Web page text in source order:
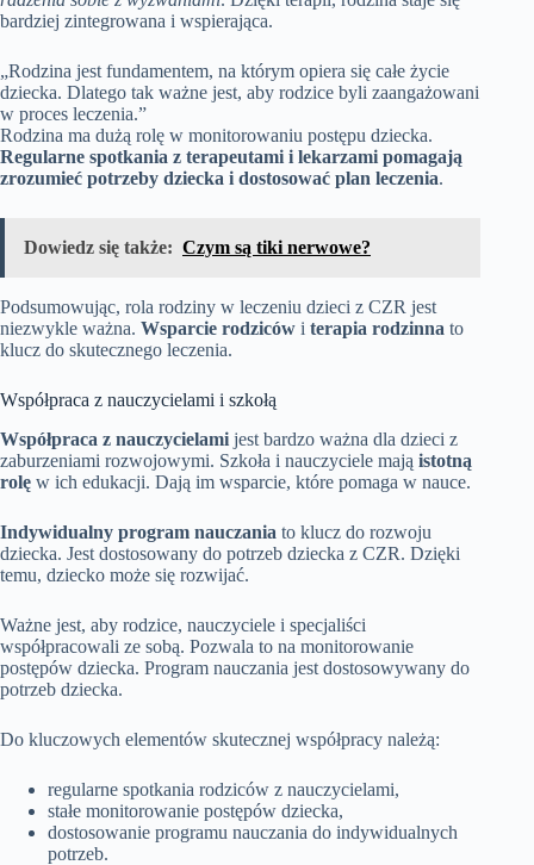
bardziej zintegrowana i wspierająca.
„Rodzina jest fundamentem, na którym opiera się całe życie
dziecka. Dlatego tak ważne jest, aby rodzice byli zaangażowani
w proces leczenia.”
Rodzina ma dużą rolę w monitorowaniu postępu dziecka.
Regularne spotkania z terapeutami i lekarzami pomagają
zrozumieć potrzeby dziecka i dostosować plan leczenia.
Dowiedz się także: Czym są tiki nerwowe?
Podsumowując, rola rodziny w leczeniu dzieci z CZR jest
niezwykle ważna. Wsparcie rodziców i terapia rodzinna to
klucz do skutecznego leczenia.
Współpraca z nauczycielami i szkołą
Współpraca z nauczycielami jest bardzo ważna dla dzieci z
zaburzeniami rozwojowymi. Szkoła i nauczyciele mają istotną
rolę w ich edukacji. Dają im wsparcie, które pomaga w nauce.
Indywidualny program nauczania to klucz do rozwoju
dziecka. Jest dostosowany do potrzeb dziecka z CZR. Dzięki
temu, dziecko może się rozwijać.
Ważne jest, aby rodzice, nauczyciele i specjaliści
współpracowali ze sobą. Pozwala to na monitorowanie
postępów dziecka. Program nauczania jest dostosowywany do
potrzeb dziecka.
Do kluczowych elementów skutecznej współpracy należą:
regularne spotkania rodziców z nauczycielami,
stałe monitorowanie postępów dziecka,
dostosowanie programu nauczania do indywidualnych
potrzeb.